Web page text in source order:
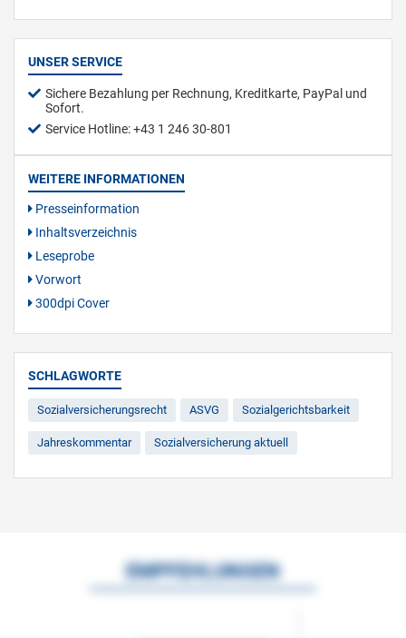
UNSER SERVICE
Sichere Bezahlung per Rechnung, Kreditkarte, PayPal und
Sofort.
Service Hotline: +43 1 246 30-801
WEITERE INFORMATIONEN
Presseinformation
Inhaltsverzeichnis
Leseprobe
Vorwort
300dpi Cover
SCHLAGWORTE
Sozialversicherungsrecht ASVG Sozialgerichtsbarkeit
Jahreskommentar Sozialversicherung aktuell
EMPFEHLUNGEN